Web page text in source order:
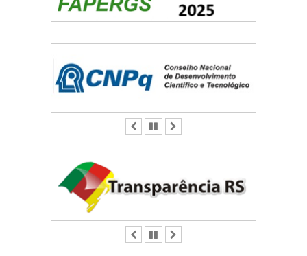
ANTERIOR
PAUSAR
ANTERIOR
PAUSAR